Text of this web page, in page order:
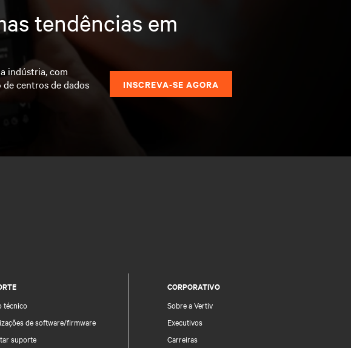
tendências em
indústria, com
de centros de dados
INSCREVA-SE AGORA
técnico
de software/firmware
suporte
CORPORATIVO
Sobre a Vertiv
Executivos
Carreiras